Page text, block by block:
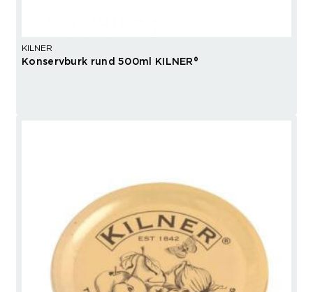
KILNER
Konservburk rund 500ml KILNER®